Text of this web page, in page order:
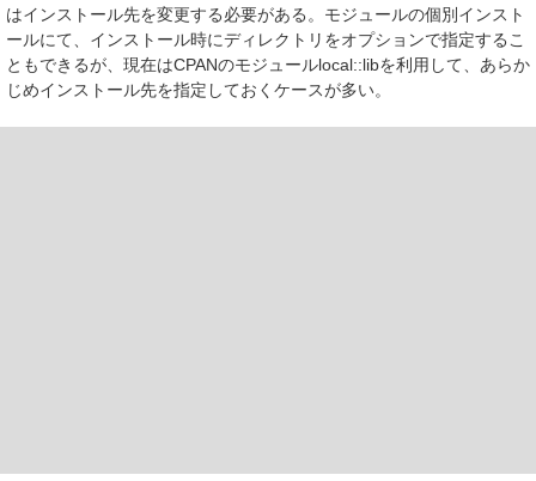
はインストール先を変更する必要がある。モジュールの個別インスト
ールにて、インストール時にディレクトリをオプションで指定するこ
ともできるが、現在はCPANのモジュールlocal::libを利用して、あらか
じめインストール先を指定しておくケースが多い。